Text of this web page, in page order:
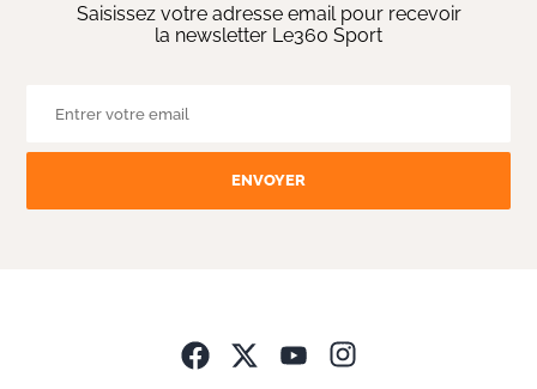
Saisissez votre adresse email pour recevoir
la newsletter Le360 Sport
ENVOYER